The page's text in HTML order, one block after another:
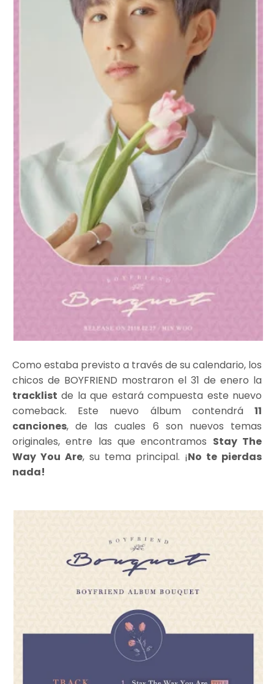
Como estaba previsto a través de su calendario, los
chicos de BOYFRIEND mostraron el 31 de enero la
tracklist de la que estará compuesta este nuevo
comeback. Este nuevo álbum contendrá 11
canciones, de las cuales 6 son nuevos temas
originales, entre las que encontramos Stay The
Way You Are, su tema principal. ¡No te pierdas
nada!